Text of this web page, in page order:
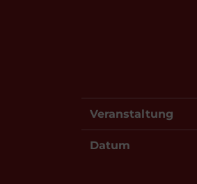
Veranstaltung
Datum